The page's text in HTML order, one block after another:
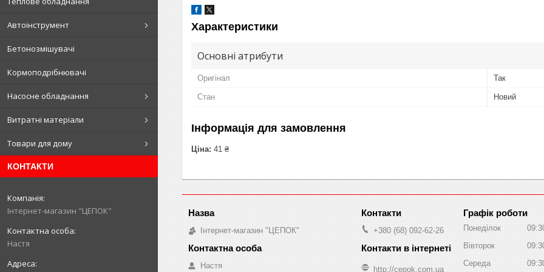
Автоінструмент
Бетонозмішувачі
Кормоподрібнювачі
Насосне обладнання
Витратні матеріали
Товари для дому
КОНТАКТИ
Інтернет-магазин "ЦЕПОК"
Настя
Характеристики
Основні атрибути
Оригінал Так
Стан Новий
Інформація для замовлення
Ціна: 41 ₴
Інтернет-магазин "ЦЕПОК"
Настя
+380 (68) 092-62-26
http://cepok.com.ua
Графік роботи
Понеділок
Вівторок
Середа